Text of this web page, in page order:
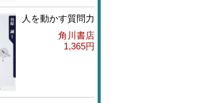
人を動かす質問力
角川書店
1,365円